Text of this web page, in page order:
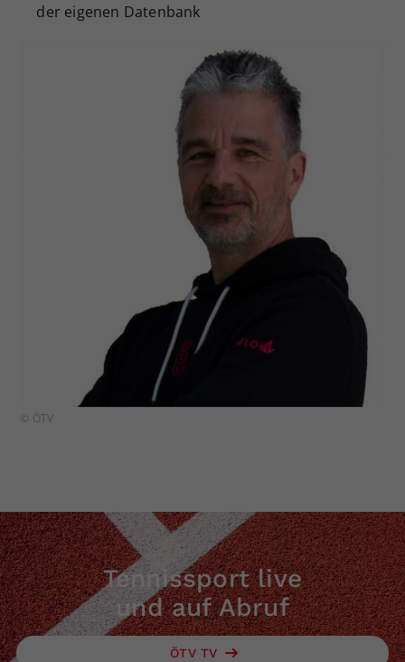
der eigenen Datenbank
© ÖTV
Tennissport live
und auf Abruf
ÖTV TV